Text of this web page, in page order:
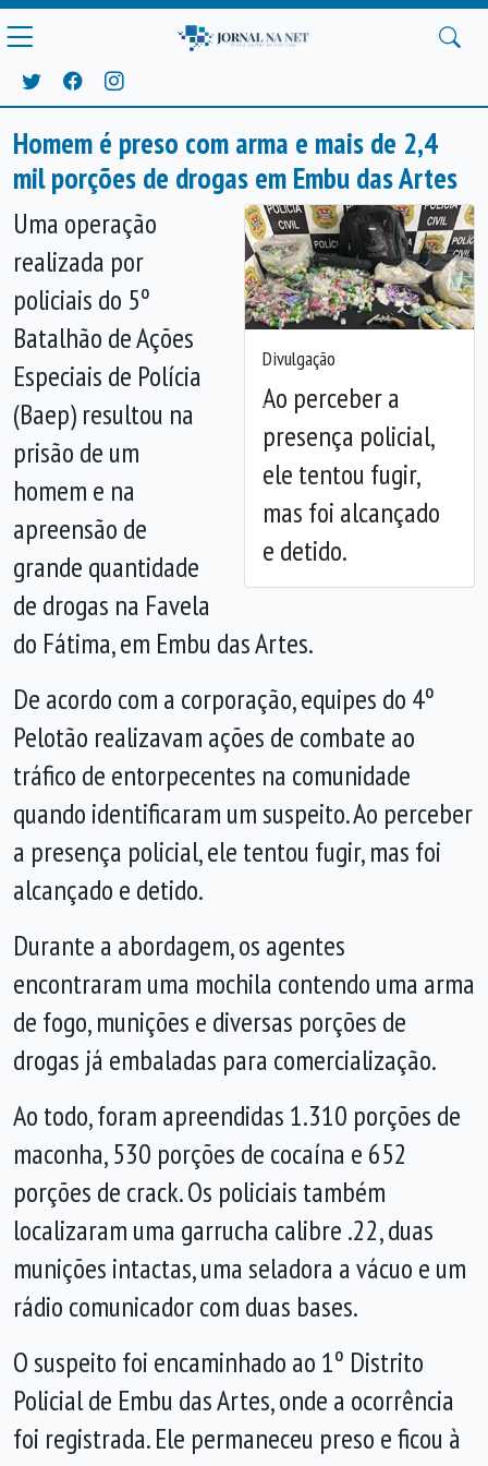
Homem é preso com arma e mais de 2,4
mil porções de drogas em Embu das Artes
Divulgação
Ao perceber a
presença policial,
ele tentou fugir,
mas foi alcançado
e detido.
Anterior
Uma operação
realizada por
policiais do 5º
Batalhão de Ações
Especiais de Polícia
(Baep) resultou na
prisão de um
homem e na
apreensão de
grande quantidade
de drogas na Favela
do Fátima, em Embu das Artes.
De acordo com a corporação, equipes do 4º
Pelotão realizavam ações de combate ao
tráfico de entorpecentes na comunidade
quando identificaram um suspeito. Ao perceber
a presença policial, ele tentou fugir, mas foi
alcançado e detido.
Durante a abordagem, os agentes
encontraram uma mochila contendo uma arma
de fogo, munições e diversas porções de
drogas já embaladas para comercialização.
Ao todo, foram apreendidas 1.310 porções de
maconha, 530 porções de cocaína e 652
porções de crack. Os policiais também
localizaram uma garrucha calibre .22, duas
munições intactas, uma seladora a vácuo e um
rádio comunicador com duas bases.
O suspeito foi encaminhado ao 1º Distrito
Policial de Embu das Artes, onde a ocorrência
foi registrada. Ele permaneceu preso e ficou à